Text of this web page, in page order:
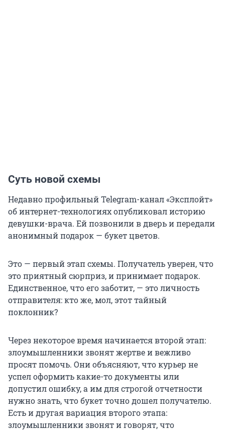
Суть новой схемы
Недавно профильный Telegram-канал «Эксплойт»
об интернет-технологиях опубликовал историю
девушки-врача. Ей позвонили в дверь и передали
анонимный подарок — букет цветов.
Это — первый этап схемы. Получатель уверен, что
это приятный сюрприз, и принимает подарок.
Единственное, что его заботит, — это личность
отправителя: кто же, мол, этот тайный
поклонник?
Через некоторое время начинается второй этап:
злоумышленники звонят жертве и вежливо
просят помочь. Они объясняют, что курьер не
успел оформить какие-то документы или
допустил ошибку, а им для строгой отчетности
нужно знать, что букет точно дошел получателю.
Есть и другая вариация второго этапа:
злоумышленники звонят и говорят, что